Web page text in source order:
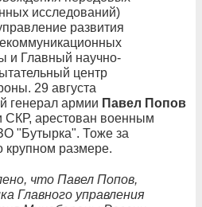
исследований)
развития
и Главный научно-
центр
29 августа
генерал армии Павел Попов
СКР, арестован военным
"Бутырка". Тоже за
крупном размере.
что Павел Попов,
Главного управления